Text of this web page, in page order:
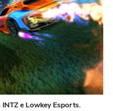
e Lowkey Esports.